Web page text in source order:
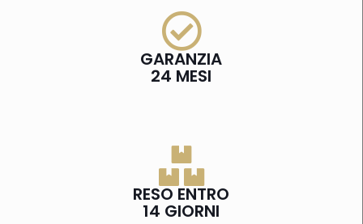
GARANZIA
24 MESI
RESO ENTRO
14 GIORNI